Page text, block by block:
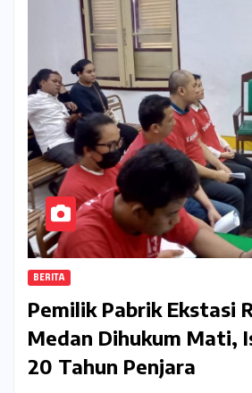
BERITA
Pemilik Pabrik Ekstasi
Medan Dihukum Mati,
20 Tahun Penjara